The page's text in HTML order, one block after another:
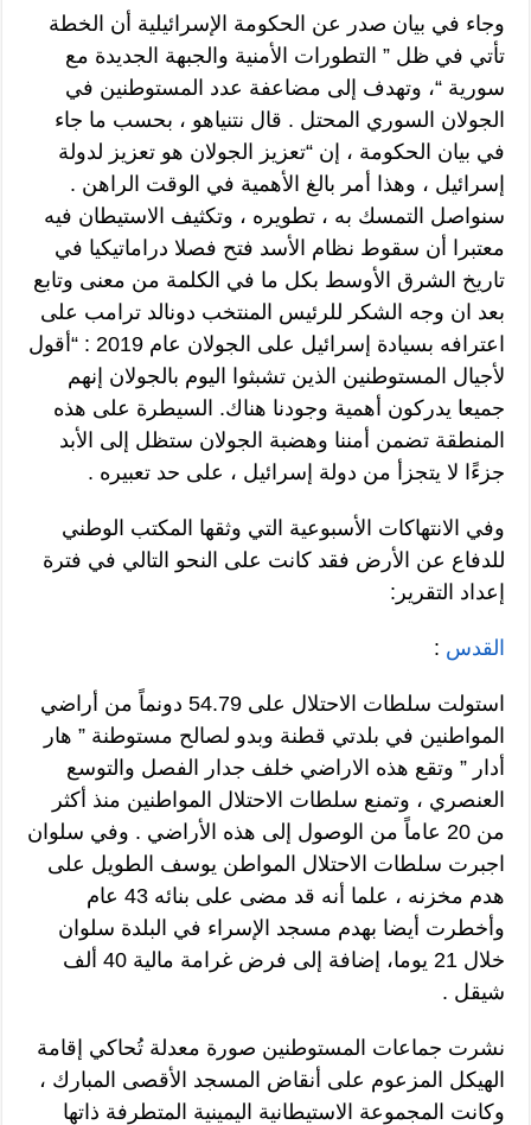
وجاء في بيان صدر عن الحكومة الإسرائيلية أن الخطة
تأتي في ظل ” التطورات الأمنية والجبهة الجديدة مع
سورية “، وتهدف إلى مضاعفة عدد المستوطنين في
الجولان السوري المحتل . قال نتنياهو ، بحسب ما جاء
في بيان الحكومة ، إن “تعزيز الجولان هو تعزيز لدولة
إسرائيل ، وهذا أمر بالغ الأهمية في الوقت الراهن .
سنواصل التمسك به ، تطويره ، وتكثيف الاستيطان فيه
معتبرا أن سقوط نظام الأسد فتح فصلا دراماتيكيا في
تاريخ الشرق الأوسط بكل ما في الكلمة من معنى وتابع
بعد ان وجه الشكر للرئيس المنتخب دونالد ترامب على
اعترافه بسيادة إسرائيل على الجولان عام 2019 : “أقول
لأجيال المستوطنين الذين تشبثوا اليوم بالجولان إنهم
جميعا يدركون أهمية وجودنا هناك. السيطرة على هذه
المنطقة تضمن أمننا وهضبة الجولان ستظل إلى الأبد
جزءًا لا يتجزأ من دولة إسرائيل ، على حد تعبيره .
وفي الانتهاكات الأسبوعية التي وثقها المكتب الوطني
للدفاع عن الأرض فقد كانت على النحو التالي في فترة
إعداد التقرير:
القدس :
استولت سلطات الاحتلال على 54.79 دونماً من أراضي
المواطنين في بلدتي قطنة وبدو لصالح مستوطنة ” هار
أدار ” وتقع هذه الاراضي خلف جدار الفصل والتوسع
العنصري ، وتمنع سلطات الاحتلال المواطنين منذ أكثر
من 20 عاماً من الوصول إلى هذه الأراضي . وفي سلوان
اجبرت سلطات الاحتلال المواطن يوسف الطويل على
هدم مخزنه ، علما أنه قد مضى على بنائه 43 عام
وأخطرت أيضا بهدم مسجد الإسراء في البلدة سلوان
خلال 21 يوما، إضافة إلى فرض غرامة مالية 40 ألف
شيقل .
نشرت جماعات المستوطنين صورة معدلة تُحاكي إقامة
الهيكل المزعوم على أنقاض المسجد الأقصى المبارك ،
وكانت المجموعة الاستيطانية اليمينية المتطرفة ذاتها